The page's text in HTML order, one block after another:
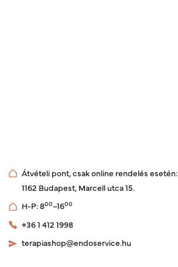
Átvételi pont, csak online rendelés esetén:
1162 Budapest, Marcell utca 15.
H-P: 800–1600
+36 1 412 1998
terapiashop@endoservice.hu